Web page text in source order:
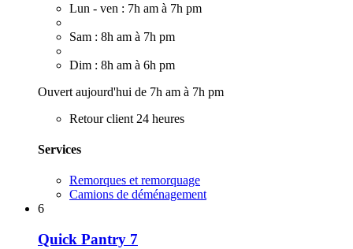
Lun - ven : 7h am à 7h pm
Sam : 8h am à 7h pm
Dim : 8h am à 6h pm
Ouvert aujourd'hui de 7h am à 7h pm
Retour client 24 heures
Services
Remorques et remorquage
Camions de déménagement
6
Quick Pantry 7